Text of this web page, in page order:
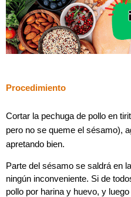
Procedimiento
Cortar la pechuga de pollo en
pero no se queme el sésamo),
apretando bien.
Parte del sésamo se saldrá en
ningún inconveniente. Si de
pollo por harina y huevo, y